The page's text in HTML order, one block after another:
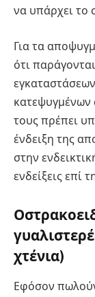
να υπάρχει το
Για τα
ότι
κατεψυγμένων
τους πρέπει
ένδειξη της
στην
ενδείξεις επί
χτένια)
Εφόσον